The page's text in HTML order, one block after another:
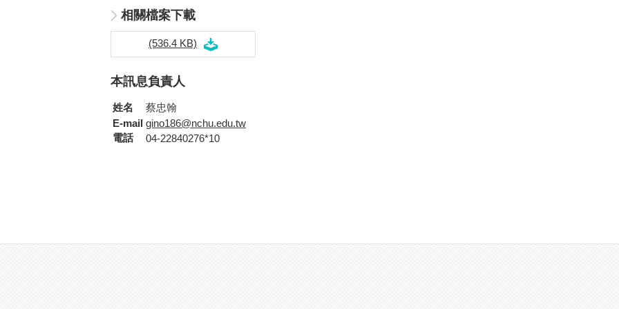
相關檔案下載
(536.4 KB)
本訊息負責人
姓名
蔡忠翰
E-mail gino186@nchu.edu.tw
電話
04-22840276*10